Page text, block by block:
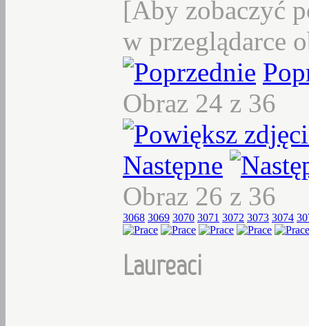
[Aby zobaczyć
w przeglądarce
Obraz 24 z 36
Następne
Obraz 26 z 36
3068 3069 3070 3071 3072 3073 3074
Laureaci